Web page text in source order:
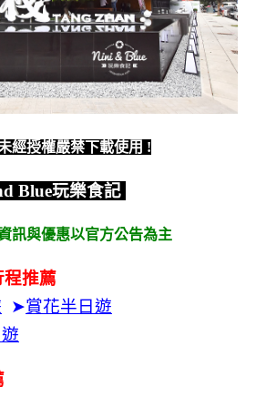
經授權嚴禁下載使用 !
Blue玩樂食記
訊與優惠以官方公告為主
程推薦
➤賞花半日遊